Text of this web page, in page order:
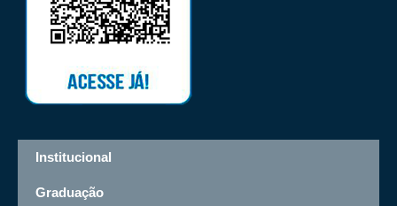
Institucional
Graduação